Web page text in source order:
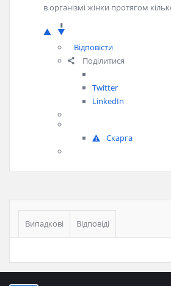
в організмі жінки протягом
1
Відповісти
Поділитися
Twitter
LinkedIn
Скарга
Бічна
панель
Випадкові Відповіді